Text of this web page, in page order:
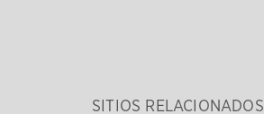
SITIOS RELACIONADOS